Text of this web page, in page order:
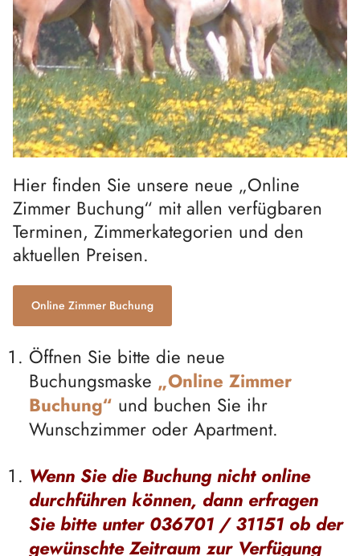
Hier finden Sie unsere neue „Online
Zimmer Buchung“ mit allen verfügbaren
Terminen, Zimmerkategorien und den
aktuellen Preisen.
Online Zimmer Buchung
Öffnen Sie bitte die neue
Buchungsmaske „Online Zimmer
Buchung“ und buchen Sie ihr
Wunschzimmer oder Apartment.
Wenn Sie die Buchung nicht online
durchführen können, dann erfragen
Sie bitte unter 036701 / 31151 ob der
gewünschte Zeitraum zur Verfügung